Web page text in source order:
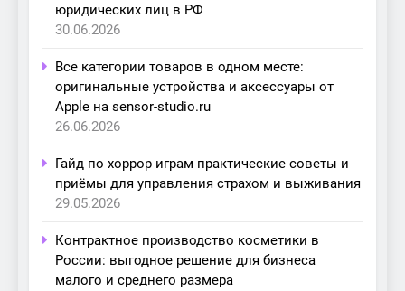
юридических лиц в РФ
30.06.2026
Все категории товаров в одном месте:
оригинальные устройства и аксессуары от
Apple на sensor-studio.ru
26.06.2026
Гайд по хоррор играм практические советы и
приёмы для управления страхом и выживания
29.05.2026
Контрактное производство косметики в
России: выгодное решение для бизнеса
малого и среднего размера